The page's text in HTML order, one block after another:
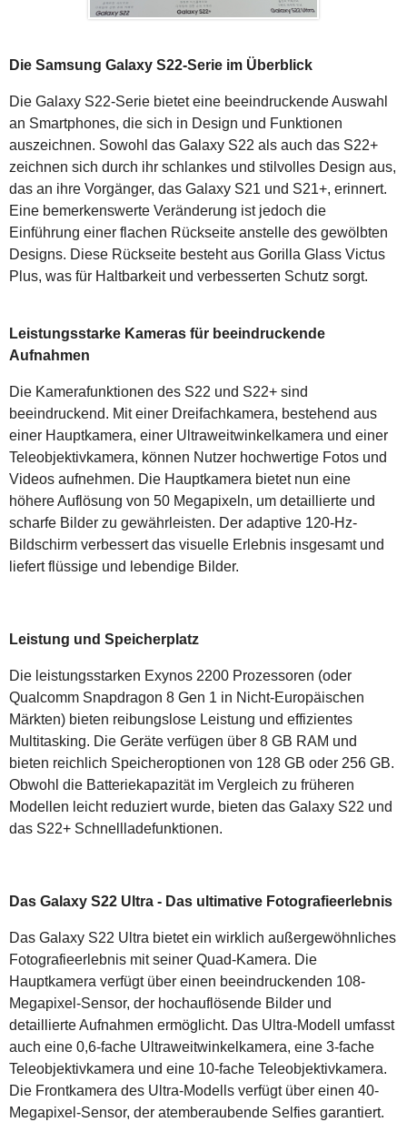
Die Samsung Galaxy S22-Serie im Überblick
Die Galaxy S22-Serie bietet eine beeindruckende Auswahl
an Smartphones, die sich in Design und Funktionen
auszeichnen. Sowohl das Galaxy S22 als auch das S22+
zeichnen sich durch ihr schlankes und stilvolles Design aus,
das an ihre Vorgänger, das Galaxy S21 und S21+, erinnert.
Eine bemerkenswerte Veränderung ist jedoch die
Einführung einer flachen Rückseite anstelle des gewölbten
Designs. Diese Rückseite besteht aus Gorilla Glass Victus
Plus, was für Haltbarkeit und verbesserten Schutz sorgt.
Leistungsstarke Kameras für beeindruckende
Aufnahmen
Die Kamerafunktionen des S22 und S22+ sind
beeindruckend. Mit einer Dreifachkamera, bestehend aus
einer Hauptkamera, einer Ultraweitwinkelkamera und einer
Teleobjektivkamera, können Nutzer hochwertige Fotos und
Videos aufnehmen. Die Hauptkamera bietet nun eine
höhere Auflösung von 50 Megapixeln, um detaillierte und
scharfe Bilder zu gewährleisten. Der adaptive 120-Hz-
Bildschirm verbessert das visuelle Erlebnis insgesamt und
liefert flüssige und lebendige Bilder.
Leistung und Speicherplatz
Die leistungsstarken Exynos 2200 Prozessoren (oder
Qualcomm Snapdragon 8 Gen 1 in Nicht-Europäischen
Märkten) bieten reibungslose Leistung und effizientes
Multitasking. Die Geräte verfügen über 8 GB RAM und
bieten reichlich Speicheroptionen von 128 GB oder 256 GB.
Obwohl die Batteriekapazität im Vergleich zu früheren
Modellen leicht reduziert wurde, bieten das Galaxy S22 und
das S22+ Schnellladefunktionen.
Das Galaxy S22 Ultra - Das ultimative Fotografieerlebnis
Das Galaxy S22 Ultra bietet ein wirklich außergewöhnliches
Fotografieerlebnis mit seiner Quad-Kamera. Die
Hauptkamera verfügt über einen beeindruckenden 108-
Megapixel-Sensor, der hochauflösende Bilder und
detaillierte Aufnahmen ermöglicht. Das Ultra-Modell umfasst
auch eine 0,6-fache Ultraweitwinkelkamera, eine 3-fache
Teleobjektivkamera und eine 10-fache Teleobjektivkamera.
Die Frontkamera des Ultra-Modells verfügt über einen 40-
Megapixel-Sensor, der atemberaubende Selfies garantiert.